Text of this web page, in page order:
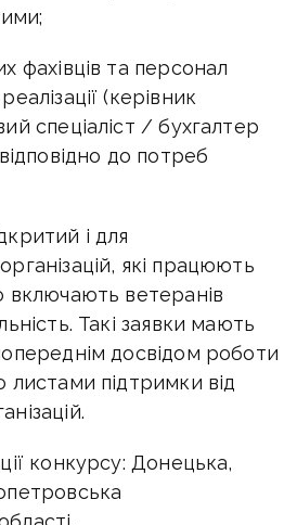
фахівців та персонал
(керівник
спеціаліст / бухгалтер
до потреб
і для
які працюють
включають ветеранів
Такі заявки мають
досвідом роботи
підтримки від
конкурсу: Донецька,